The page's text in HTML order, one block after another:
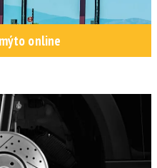
online